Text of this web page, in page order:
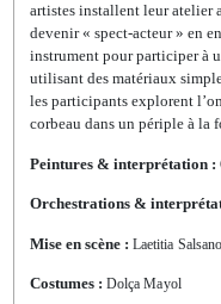
artistes installent leur
devenir « spect-acteur » en
instrument pour participer à
utilisant des matériaux
les participants explorent
corbeau dans un périple à la
Peintures & interprétation :
Orchestrations &
Mise en scène : Laetitia Salsano
Costumes : Dolça Mayol